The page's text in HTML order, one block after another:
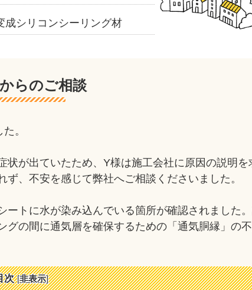
成シリコンシーリング材
らのご相談
。
状が出ていたため、Y様は施工会社に原因の説明を
、不安を感じて弊社へご相談くださいました。
ートに水が染み込んでいる箇所が確認されました
グの間に通気層を確保するための「通気胴縁」の
次 [非表示]